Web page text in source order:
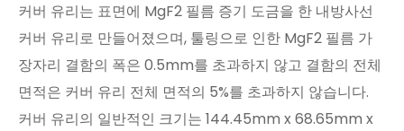
커버 유리는 표면에 MgF2 필름 증기 도금을 한 내방사선
커버 유리로 만들어졌으며, 툴링으로 인한 MgF2 필름 가
장자리 결함의 폭은 0.5mm를 초과하지 않고 결함의 전체
면적은 커버 유리 전체 면적의 5%를 초과하지 않습니다.
커버 유리의 일반적인 크기는 144.45mm x 68.65mm x